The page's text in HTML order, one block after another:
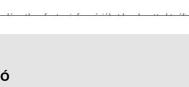
fontos információkat hordozott
1809-ben Varga Mártonnak A tsillagos ég c